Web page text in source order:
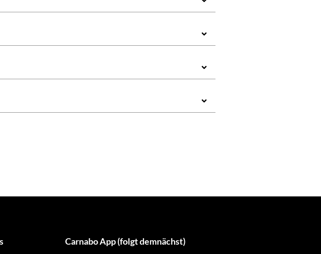
Carnabo App (folgt demnächst)